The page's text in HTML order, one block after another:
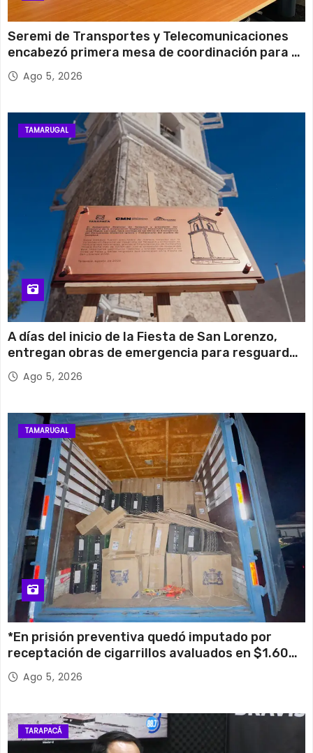
Seremi de Transportes y Telecomunicaciones
encabezó primera mesa de coordinación para el
retiro de cables en desuso en Iquique
Ago 5, 2026
TAMARUGAL
A días del inicio de la Fiesta de San Lorenzo,
entregan obras de emergencia para resguardar
su histórico campanario
Ago 5, 2026
TAMARUGAL
*En prisión preventiva quedó imputado por
receptación de cigarrillos avaluados en $1.600
millones*
Ago 5, 2026
TARAPACÁ